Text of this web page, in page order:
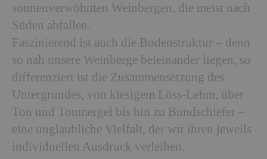
sonnenverwöhnten Weinbergen, die meist nach
Süden abfallen.
Faszinierend ist auch die Bodenstruktur – denn
so nah unsere Weinberge beieinander liegen, so
differenziert ist die Zusammensetzung des
Untergrundes, von kiesigem Löss-Lehm, über
Ton und Tonmergel bis hin zu Bundschiefer –
eine unglaubliche Vielfalt, der wir ihren jeweils
individuellen Ausdruck verleihen.